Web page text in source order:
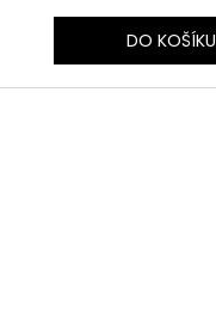
DO KOŠÍKU